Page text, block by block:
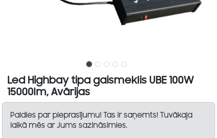
Led Highbay tipa gaismeklis UBE 100W
15000lm, Avārijas
Paldies par pieprasījumu! Tas ir saņemts! Tuvākaja
laikā mēs ar Jums sazināsimies.